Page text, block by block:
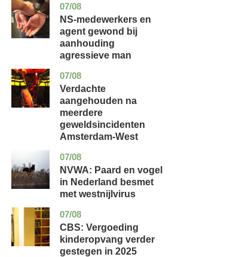
07/08
flevoland
nieuws
NS-medewerkers en
agent gewond bij
aanhouding
agressieve man
07/08
noord-
holland
nieuws
Verdachte
aangehouden na
meerdere
geweldsincidenten
Amsterdam-West
07/08
utrecht
nieuws
NVWA: Paard en vogel
in Nederland besmet
met westnijlvirus
07/08
zuid-
holland
economie
CBS: Vergoeding
kinderopvang verder
gestegen in 2025